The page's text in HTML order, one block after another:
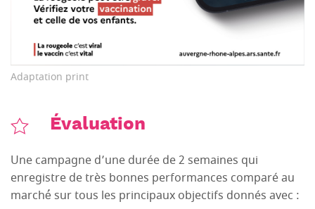
Adaptation print
Évaluation
Une campagne d’une durée de 2 semaines qui
enregistre de très bonnes performances comparé au
marché́ sur tous les principaux objectifs donnés avec :